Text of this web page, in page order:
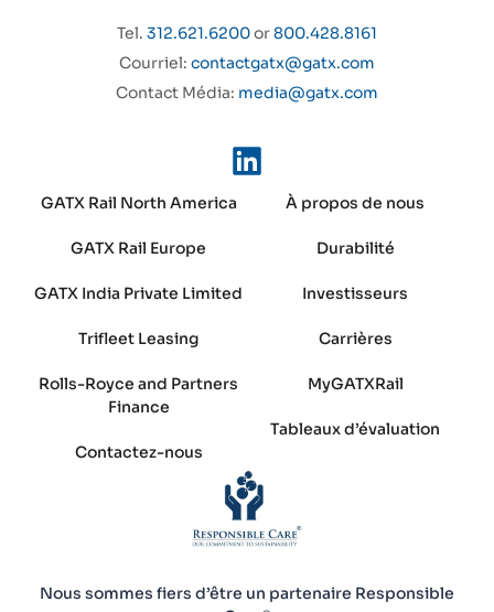
Tel. 312.621.6200or800.428.8161
Courriel: contactgatx@gatx.com
Contact Média: media@gatx.com
GATX Rail North America
GATX Rail Europe
GATX India Private Limited
Trifleet Leasing
Rolls-Royce and Partners
Finance
Contactez-nous
À propos de nous
Durabilité
Investisseurs
Carrières
MyGATXRail
Tableaux d’évaluation
Nous sommes fiers d’être un partenaire Responsible